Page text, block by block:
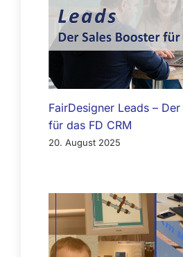
FairDesigner Leads –
für das FD CRM
20. August 2025